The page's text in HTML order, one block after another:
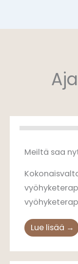
Meiltä saa
Lue lisää →